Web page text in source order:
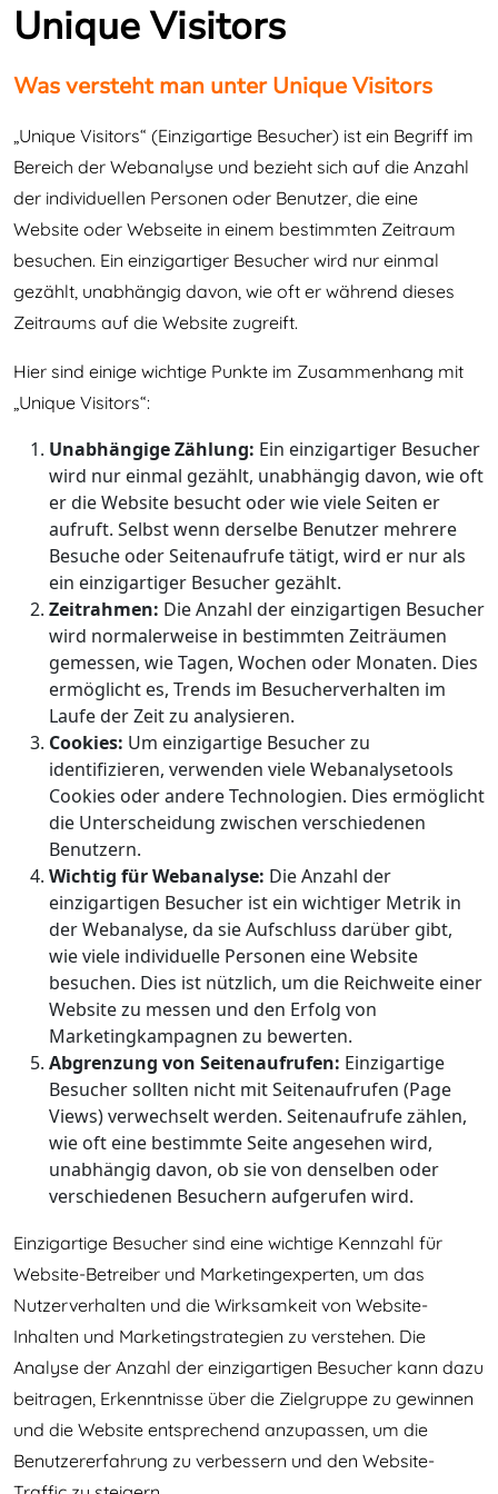
Unique Visitors
Was versteht man unter Unique Visitors
„Unique Visitors“ (Einzigartige Besucher) ist ein Begriff im
Bereich der Webanalyse und bezieht sich auf die Anzahl
der individuellen Personen oder Benutzer, die eine
Website oder Webseite in einem bestimmten Zeitraum
besuchen. Ein einzigartiger Besucher wird nur einmal
gezählt, unabhängig davon, wie oft er während dieses
Zeitraums auf die Website zugreift.
Hier sind einige wichtige Punkte im Zusammenhang mit
„Unique Visitors“:
Unabhängige Zählung: Ein einzigartiger Besucher
wird nur einmal gezählt, unabhängig davon, wie oft
er die Website besucht oder wie viele Seiten er
aufruft. Selbst wenn derselbe Benutzer mehrere
Besuche oder Seitenaufrufe tätigt, wird er nur als
ein einzigartiger Besucher gezählt.
Zeitrahmen: Die Anzahl der einzigartigen Besucher
wird normalerweise in bestimmten Zeiträumen
gemessen, wie Tagen, Wochen oder Monaten. Dies
ermöglicht es, Trends im Besucherverhalten im
Laufe der Zeit zu analysieren.
Cookies: Um einzigartige Besucher zu
identifizieren, verwenden viele Webanalysetools
Cookies oder andere Technologien. Dies ermöglicht
die Unterscheidung zwischen verschiedenen
Benutzern.
Wichtig für Webanalyse: Die Anzahl der
einzigartigen Besucher ist ein wichtiger Metrik in
der Webanalyse, da sie Aufschluss darüber gibt,
wie viele individuelle Personen eine Website
besuchen. Dies ist nützlich, um die Reichweite einer
Website zu messen und den Erfolg von
Marketingkampagnen zu bewerten.
Abgrenzung von Seitenaufrufen: Einzigartige
Besucher sollten nicht mit Seitenaufrufen (Page
Views) verwechselt werden. Seitenaufrufe zählen,
wie oft eine bestimmte Seite angesehen wird,
unabhängig davon, ob sie von denselben oder
verschiedenen Besuchern aufgerufen wird.
Einzigartige Besucher sind eine wichtige Kennzahl für
Website-Betreiber und Marketingexperten, um das
Nutzerverhalten und die Wirksamkeit von Website-
Inhalten und Marketingstrategien zu verstehen. Die
Analyse der Anzahl der einzigartigen Besucher kann dazu
beitragen, Erkenntnisse über die Zielgruppe zu gewinnen
und die Website entsprechend anzupassen, um die
Benutzererfahrung zu verbessern und den Website-